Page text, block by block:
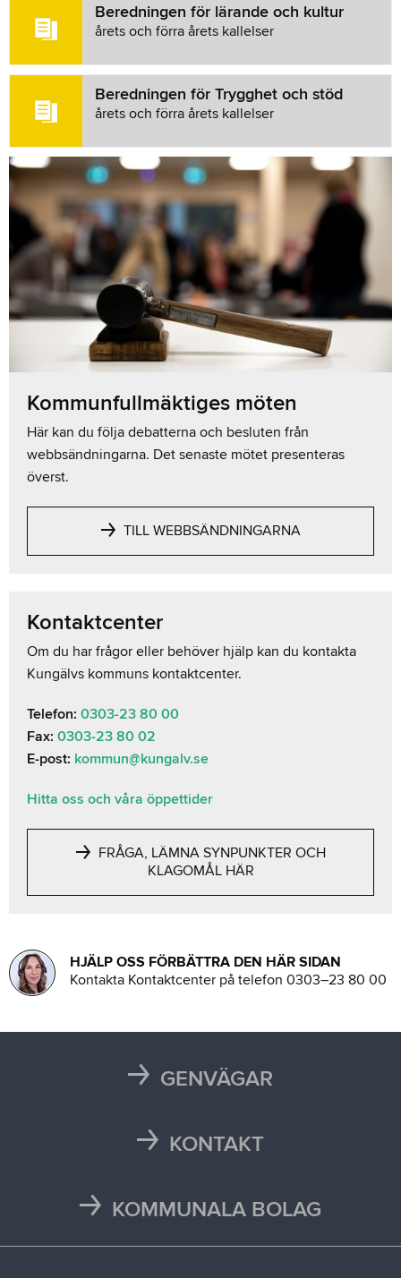
Beredningen för lärande och kultur
årets och förra årets kallelser
Beredningen för Trygghet och stöd
årets och förra årets kallelser
Kommunfullmäktiges möten
Här kan du följa debatterna och besluten från
webbsändningarna. Det senaste mötet presenteras
överst.
TILL WEBBSÄNDNINGARNA
Kontaktcenter
Om du har frågor eller behöver hjälp kan du kontakta
Kungälvs kommuns kontaktcenter.
Telefon: 0303-23 80 00
Fax: 0303-23 80 02
E-post: kommun@kungalv.se
Hitta oss och våra öppettider
FRÅGA, LÄMNA SYNPUNKTER OCH
KLAGOMÅL HÄR
HJÄLP OSS FÖRBÄTTRA DEN HÄR SIDAN
Kontakta Kontaktcenter på telefon 0303–23 80 00
GENVÄGAR
Läsårstider
KONTAKT
Press och media
KOMMUNALA BOLAG